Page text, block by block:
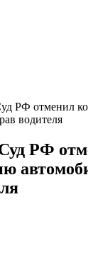
РФ отменил
водителя
РФ